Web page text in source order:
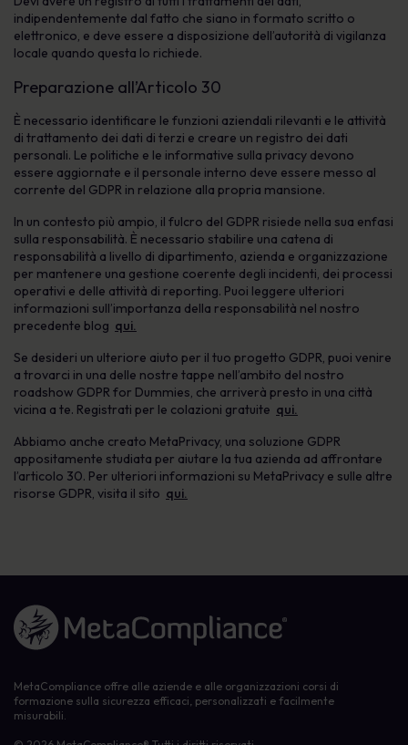
indipendentemente dal fatto che siano in formato scritto o
elettronico, e deve essere a disposizione dell’autorità di vigilanza
locale quando questa lo richiede.
Preparazione all’Articolo 30
È necessario identificare le funzioni aziendali rilevanti e le attività
di trattamento dei dati di terzi e creare un registro dei dati
personali. Le politiche e le informative sulla privacy devono
essere aggiornate e il personale interno deve essere messo al
corrente del GDPR in relazione alla propria mansione.
In un contesto più ampio, il fulcro del GDPR risiede nella sua enfasi
sulla responsabilità. È necessario stabilire una catena di
responsabilità a livello di dipartimento, azienda e organizzazione
per mantenere una gestione coerente degli incidenti, dei processi
operativi e delle attività di reporting. Puoi leggere ulteriori
informazioni sull’importanza della responsabilità nel nostro
precedente blog qui.
Se desideri un ulteriore aiuto per il tuo progetto GDPR, puoi venire
a trovarci in una delle nostre tappe nell’ambito del nostro
roadshow GDPR for Dummies, che arriverà presto in una città
vicina a te. Registrati per le colazioni gratuite qui.
Abbiamo anche creato MetaPrivacy, una soluzione GDPR
appositamente studiata per aiutare la tua azienda ad affrontare
l’articolo 30. Per ulteriori informazioni su MetaPrivacy e sulle altre
risorse GDPR, visita il sito qui.
Link alla homepage
MetaCompliance offre alle aziende e alle organizzazioni corsi di
formazione sulla sicurezza efficaci, personalizzati e facilmente
misurabili.